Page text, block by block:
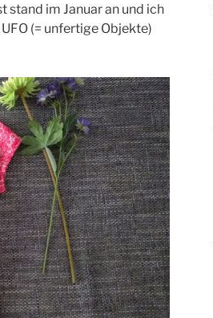
stand im Januar an und ich
(= unfertige Objekte)